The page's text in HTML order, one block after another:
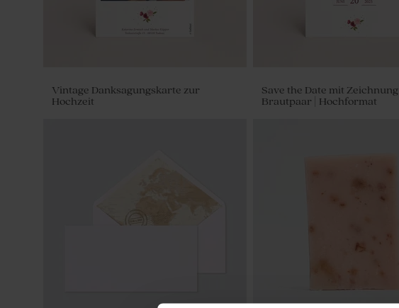
Vintage Danksagungskarte zur
Hochzeit
Save the Date mit Zeichnung
Brautpaar | Hochformat